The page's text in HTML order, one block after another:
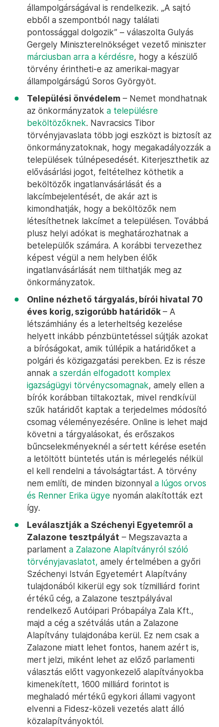
állampolgárságával is rendelkezik. „A sajtó
ebből a szempontból nagy találati
pontossággal dolgozik” – válaszolta Gulyás
Gergely Miniszterelnökséget vezető miniszter
márciusban arra a kérdésre, hogy a készülő
törvény érintheti-e az amerikai-magyar
állampolgárságú Soros Györgyöt.
Települési önvédelem – Nemet mondhatnak
az önkormányzatok a településre
beköltözőknek. Navracsics Tibor
törvényjavaslata több jogi eszközt is biztosít az
önkormányzatoknak, hogy megakadályozzák a
települések túlnépesedését. Kiterjeszthetik az
elővásárlási jogot, feltételhez köthetik a
beköltözők ingatlanvásárlását és a
lakcímbejelentését, de akár azt is
kimondhatják, hogy a beköltözők nem
létesíthetnek lakcímet a településen. Továbbá
plusz helyi adókat is meghatározhatnak a
betelepülők számára. A korábbi tervezethez
képest végül a nem helyben élők
ingatlanvásárlását nem tilthatják meg az
önkormányzatok.
Online nézhető tárgyalás, bírói hivatal 70
éves korig, szigorúbb határidők– A
létszámhiány és a leterheltség kezelése
helyett inkább pénzbüntetéssel sújtják azokat
a bíróságokat, amik túllépik a határidőket a
polgári és közigazgatási perekben. Ez is része
annak a szerdán elfogadott komplex
igazságügyi törvénycsomagnak, amely ellen a
bírók korábban tiltakoztak, mivel rendkívül
szűk határidőt kaptak a terjedelmes módosító
csomag véleményezésére. Online is lehet majd
követni a tárgyalásokat, és erőszakos
bűncselekményeknél a sértett kérése esetén
a letöltött büntetés után is mérlegelés nélkül
el kell rendelni a távolságtartást. A törvény
nem említi, de minden bizonnyal a lúgos orvos
és Renner Erika ügye nyomán alakították ezt
így.
Leválasztják a Széchenyi Egyetemről a
Zalazone tesztpályát – Megszavazta a
parlament a Zalazone Alapítványról szóló
törvényjavaslatot, amely értelmében a győri
Széchenyi István Egyetemért Alapítvány
tulajdonából kikerül egy sok tízmilliárd forint
értékű cég, a Zalazone tesztpályával
rendelkező Autóipari Próbapálya Zala Kft.,
majd a cég a szétválás után a Zalazone
Alapítvány tulajdonába kerül. Ez nem csak a
Zalazone miatt lehet fontos, hanem azért is,
mert jelzi, miként lehet az előző parlamenti
választás előtt vagyonkezelő alapítványokba
kimenekített, 1600 milliárd forintot is
meghaladó mértékű egykori állami vagyont
elvenni a Fidesz-közeli vezetés alatt álló
közalapítványoktól.